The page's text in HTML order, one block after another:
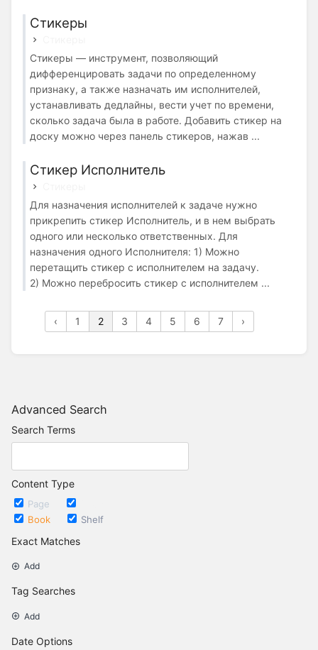
Advanced Search
Search Terms
Content Type
Page
Book
Shelf
Exact Matches
Add
Tag Searches
Add
Date Options
Стикеры
Стикеры — инструмент, позволяющий
дифференцировать задачи по определенному
признаку, а также назначать им исполнителей,
устанавливать дедлайны, вести учет по времени,
сколько задача была в работе. Добавить стикер на
доску можно через панель стикеров, нажав ...
Стикер Исполнитель
Для назначения исполнителей к задаче нужно
прикрепить стикер Исполнитель, и в нем выбрать
одного или несколько ответственных. Для
назначения одного Исполнителя: 1) Можно
перетащить стикер с исполнителем на задачу.
2) Можно перебросить стикер с исполнителем ...
‹ 1 2 3 4 5 6 7 ›